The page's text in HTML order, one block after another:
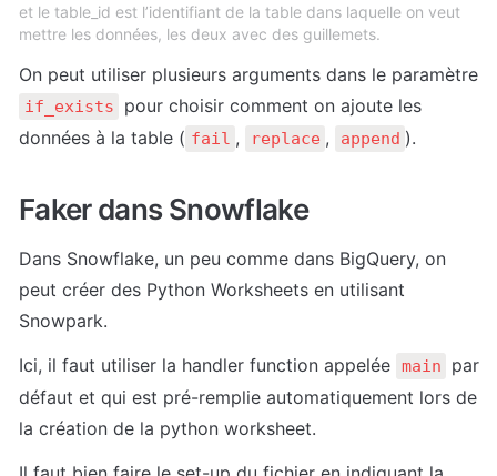
et le table_id est l’identifiant de la table dans laquelle on veut
mettre les données, les deux avec des guillemets.
if_exists
pour choisir comment on ajoute les
données à la table ( fail , replace , append ).
Faker dans Snowflake
Dans Snowflake, un peu comme dans BigQuery, on
peut créer des Python Worksheets en utilisant
Snowpark.
Ici, il faut utiliser la handler function appelée main
par
défaut et qui est pré-remplie automatiquement lors de
la création de la python worksheet.